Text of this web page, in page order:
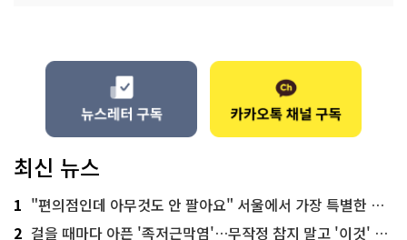
최신 뉴스
1 "편의점인데 아무것도 안 팔아요" 서울에서 가장 특별한 편의점의 정체
2 걸을 때마다 아픈 '족저근막염'…무작정 참지 말고 '이것' 해보세요!